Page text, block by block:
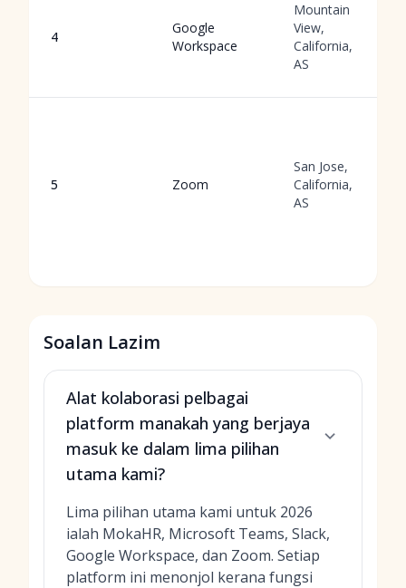
4
Google
Workspace
Mountain
View,
California,
AS
5 Zoom
San Jose,
California,
AS
Soalan Lazim
Alat kolaborasi pelbagai
platform manakah yang berjaya
masuk ke dalam lima pilihan
utama kami?
Lima pilihan utama kami untuk 2026
ialah MokaHR, Microsoft Teams, Slack,
Google Workspace, dan Zoom. Setiap
platform ini menonjol kerana fungsi